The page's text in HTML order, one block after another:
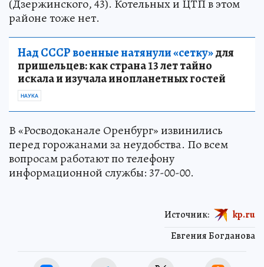
(Дзержинского, 43). Котельных и ЦТП в этом
районе тоже нет.
Над СССР военные натянули «сетку»для
пришельцев: как страна 13 лет тайно
искала и изучала инопланетных гостей
НАУКА
В «Росводоканале Оренбург» извинились
перед горожанами за неудобства. По всем
вопросам работают по телефону
информационной службы: 37-00-00.
Евгения Богданова
Источник: kp.ru